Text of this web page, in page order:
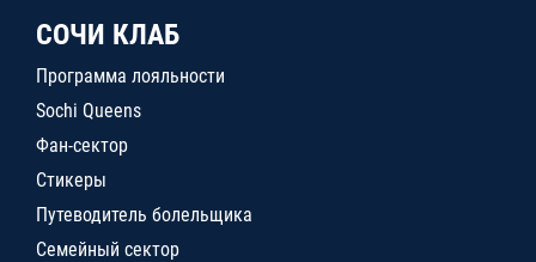
СОЧИ КЛАБ
Программа лояльности
Sochi Queens
Фан-сектор
Стикеры
Путеводитель болельщика
Семейный сектор